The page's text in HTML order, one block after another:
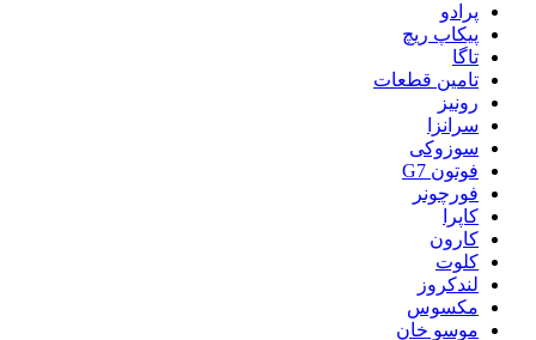
پرادو
پیکاپ ریچ
تاگا
تامین قطعات
رونیز
سرانزا
سوزوکی
فوتون G7
فورچونر
کاپرا
کارون
کلوت
لندکروز
مکسوس
موسو خان